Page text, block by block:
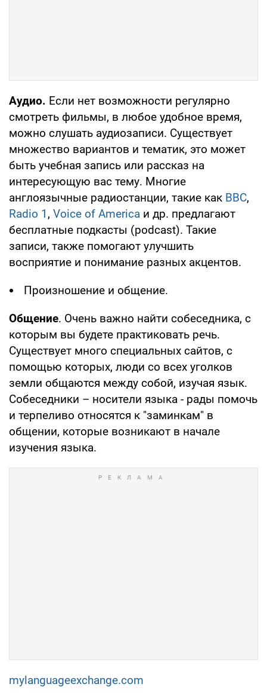
Аудио. Если нет возможности регулярно
смотреть фильмы, в любое удобное время,
можно слушать аудиозаписи. Существует
множество вариантов и тематик, это может
быть учебная запись или рассказ на
интересующую вас тему. Многие
англоязычные радиостанции, такие как BBC,
Radio 1 , Voice of America и др. предлагают
бесплатные подкасты (podcast). Такие
записи, также помогают улучшить
восприятие и понимание разных акцентов.
Произношение и общение.
Общение. Очень важно найти собеседника, с
которым вы будете практиковать речь.
Существует много специальных сайтов, с
помощью которых, люди со всех уголков
земли общаются между собой, изучая язык.
Собеседники – носители языка - рады помочь
и терпеливо относятся к "заминкам" в
общении, которые возникают в начале
изучения языка.
mylanguageexchange.com